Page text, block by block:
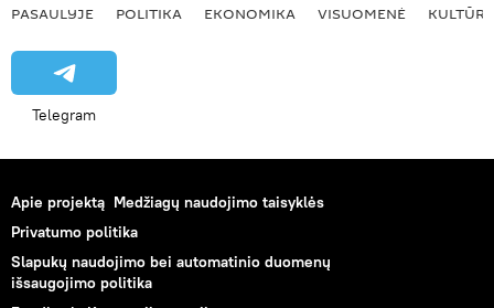
PASAULYJE POLITIKA EKONOMIKA VISUOMENĖ KULTŪRA
Telegram
Apie projektą Medžiagų naudojimo taisyklės
Privatumo politika
Slapukų naudojimo bei automatinio duomenų
išsaugojimo politika